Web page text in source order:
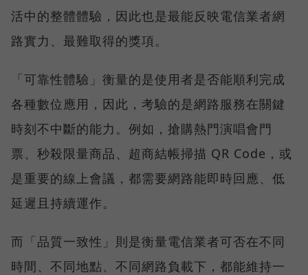
活中的整體體驗，因此也是最能反映電信業者網
路實力、最難取得的獎項。
「可靠性體驗」衡量的是使用者是否能順利完成
各種數位應用，因此，考驗的是網路服務在關鍵
時刻不中斷的能力。例如，搶購熱門演唱會門
票、秒殺限量商品、超商結帳掃描 QR Code，或
是重要的線上會議，都需要網路能即時回應、低
延遲且持續運作。
而「品質一致性」則是衡量電信業者可否在不同
時間、不同地點、不同網路負載下，都能維持一